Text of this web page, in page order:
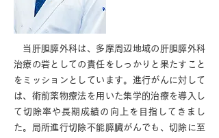
当肝胆膵外科は、多摩周辺地域の肝胆膵外科
治療の砦としての責任をしっかりと果たすこと
をミッションとしています。進行がんに対して
は、術前薬物療法を用いた集学的治療を導入し
て切除率や長期成績の向上を目指してきまし
た。局所進行切除不能膵臓がんでも、切除に至